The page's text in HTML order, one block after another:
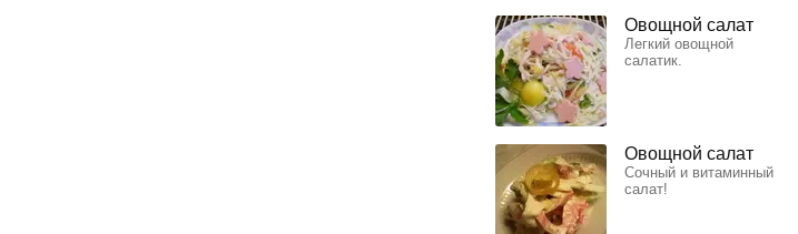
Овощной салат
Легкий овощной
салатик.
Овощной салат
Сочный и витаминный
салат!